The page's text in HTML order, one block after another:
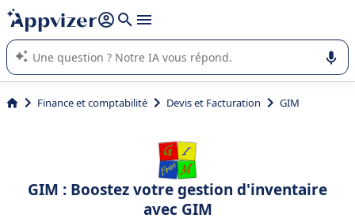
répondre (plusieurs lignes avec
L'IA de Appvizer vous guide dans l'utilisation ou la sélection de
logiciel SaaS en entreprise.
Finance et comptabilité Devis et Facturation GIM
GIM : Boostez votre gestion d'inventaire
avec GIM